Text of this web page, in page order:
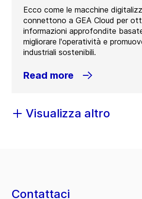
Ecco come le macchine
connettono a GEA Cloud per
informazioni approfondite
migliorare l'operatività e
industriali sostenibili.
Read more
Visualizza altro
Contattaci